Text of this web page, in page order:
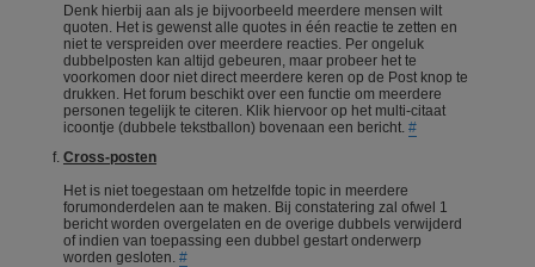
Denk hierbij aan als je bijvoorbeeld meerdere mensen wilt
quoten. Het is gewenst alle quotes in één reactie te zetten en
niet te verspreiden over meerdere reacties. Per ongeluk
dubbelposten kan altijd gebeuren, maar probeer het te
voorkomen door niet direct meerdere keren op de Post knop te
drukken. Het forum beschikt over een functie om meerdere
personen tegelijk te citeren. Klik hiervoor op het multi-citaat
icoontje (dubbele tekstballon) bovenaan een bericht. #
Cross-posten
Het is niet toegestaan om hetzelfde topic in meerdere
forumonderdelen aan te maken. Bij constatering zal ofwel 1
bericht worden overgelaten en de overige dubbels verwijderd
of indien van toepassing een dubbel gestart onderwerp
worden gesloten. #